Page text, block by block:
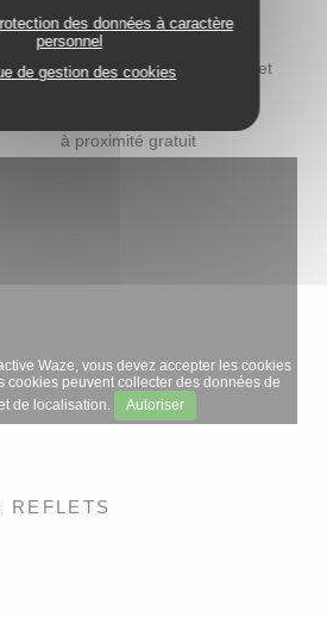
des données à caractère
personnel
de gestion des cookies
Vélo électrique impulsyon et
à proximité gratuit
Waze, vous devez accepter les cookies
cookies peuvent collecter des données de
de localisation.
Autoriser
REFLETS